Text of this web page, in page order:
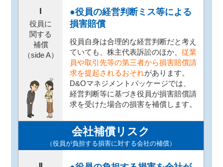
I
役員に
関する
補償
（side A）
●役員の経営判断ミス等による
損害賠償
役員自身は合理的な経営判断だと考え
ていても、株主代表訴訟のほか、 従業
員や取引先等の第三者から損害賠償請
求を提起されるおそれがあります。
D&Oマネジメントパッケージでは、
経営判断等に基づき役員が損害賠償請
求を受けた場合の損害を補償します。
会社補償リスク
（役員が負担する損害に対する会社の補償）